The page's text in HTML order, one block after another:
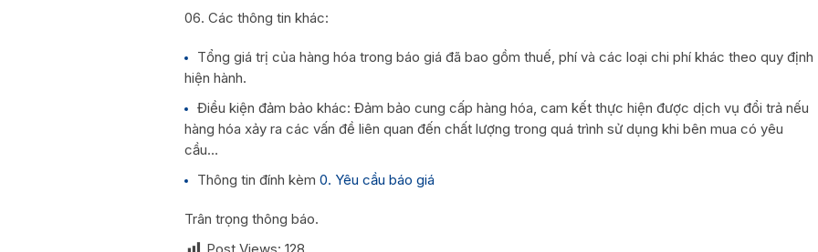
Các thông tin khác:
Tổng giá trị của hàng hóa trong báo giá đã bao gồm thuế, phí và các loại chi phí khác theo quy định
hiện hành.
Điều kiện đảm bảo khác: Đảm bảo cung cấp hàng hóa, cam kết thực hiện được dịch vụ đổi trả nếu
hàng hóa xảy ra các vấn đề liên quan đến chất lượng trong quá trình sử dụng khi bên mua có yêu
cầu…
Thông tin đính kèm 0. Yêu cầu báo giá
Trân trọng thông báo.